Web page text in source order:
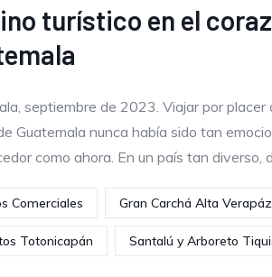
turístico en el
septiembre de 2023. Viajar por placer
Guatemala nunca había sido tan
como ahora. En un país tan diverso,
Comerciales Gran Carchá Alta Verapáz
Totonicapán Santalú y Arboreto